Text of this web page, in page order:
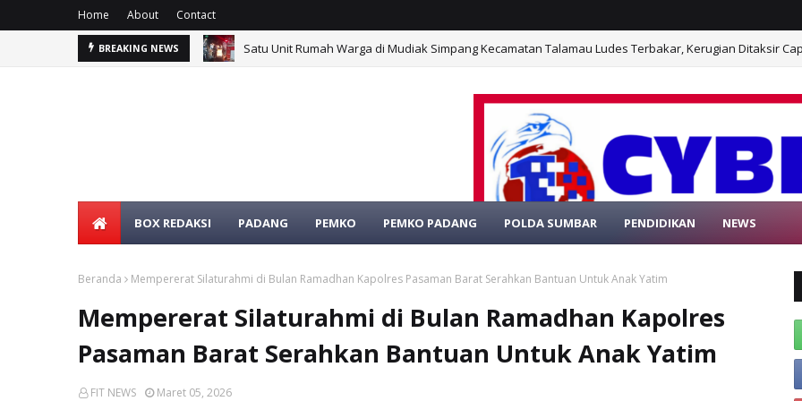
Home About Contact
BREAKING NEWS Satu Unit Rumah Warga di Mudiak Simpang Kecamatan Talamau Ludes Terbakar, Kerugian Ditaksir
SELAMAT DATANG DI WEBSITE RESMI PORTAL BERITA MEDIAONLINE
BOX REDAKSI PADANG PEMKO PEMKO PADANG POLDA SUMBAR PENDIDIKAN NEWS
Beranda Mempererat Silaturahmi di Bulan Ramadhan Kapolres Pasaman Barat Serahkan Bantuan Untuk Anak Yatim
Mempererat Silaturahmi di Bulan Ramadhan Kapolres
Pasaman Barat Serahkan Bantuan Untuk Anak Yatim
FIT NEWS Maret 05, 2026